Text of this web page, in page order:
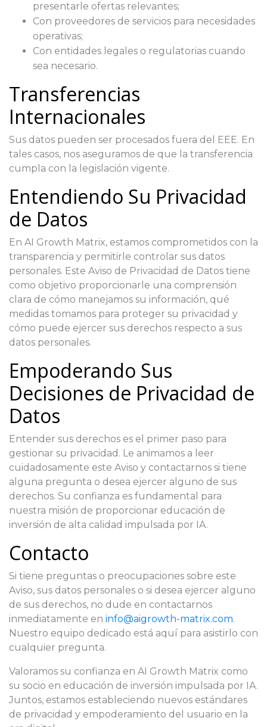
presentarle ofertas relevantes;
Con proveedores de servicios para necesidades
operativas;
Con entidades legales o regulatorias cuando
sea necesario.
Transferencias
Internacionales
Sus datos pueden ser procesados fuera del EEE. En
tales casos, nos aseguramos de que la transferencia
cumpla con la legislación vigente.
Entendiendo Su Privacidad
de Datos
En AI Growth Matrix, estamos comprometidos con la
transparencia y permitirle controlar sus datos
personales. Este Aviso de Privacidad de Datos tiene
como objetivo proporcionarle una comprensión
clara de cómo manejamos su información, qué
medidas tomamos para proteger su privacidad y
cómo puede ejercer sus derechos respecto a sus
datos personales.
Empoderando Sus
Decisiones de Privacidad de
Datos
Entender sus derechos es el primer paso para
gestionar su privacidad. Le animamos a leer
cuidadosamente este Aviso y contactarnos si tiene
alguna pregunta o desea ejercer alguno de sus
derechos. Su confianza es fundamental para
nuestra misión de proporcionar educación de
inversión de alta calidad impulsada por IA.
Contacto
Si tiene preguntas o preocupaciones sobre este
Aviso, sus datos personales o si desea ejercer alguno
de sus derechos, no dude en contactarnos
inmediatamente en info@aigrowth-matrix.com.
Nuestro equipo dedicado está aquí para asistirlo con
cualquier pregunta.
Valoramos su confianza en AI Growth Matrix como
su socio en educación de inversión impulsada por IA.
Juntos, estamos estableciendo nuevos estándares
de privacidad y empoderamiento del usuario en la